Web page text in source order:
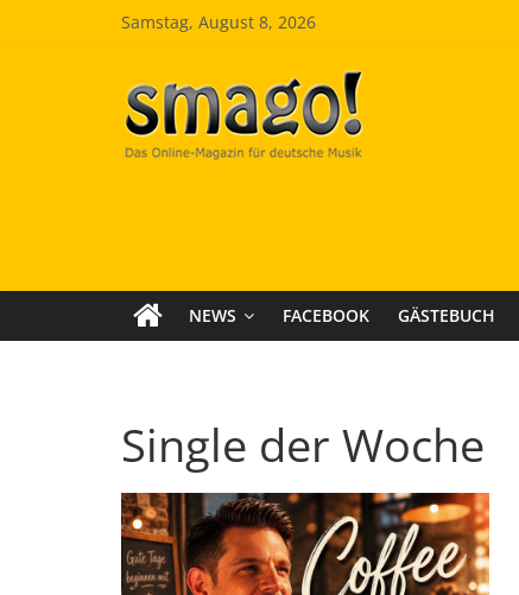
Samstag, August 8, 2026
Smago
SchlagerMAGazinOnline
NEWS FACEBOOK GÄSTEBUCH
Single der Woche